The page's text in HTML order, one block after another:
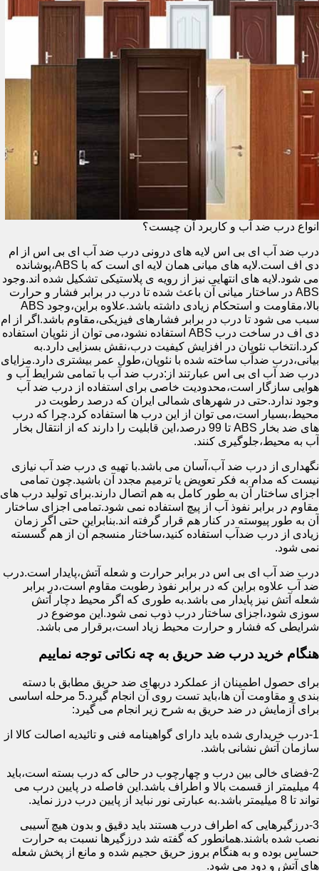
انواع درب ضد آب و کاربرد آن چیست؟
درب ضد آب ای بی اس لایه های درونی درب ضد آب ای بی اس از ام
دی اف است.لایه های میانی همان لایه ای است که با ABS،پوشانده
می شود.لایه های انتهایی نیز از رویه ی پلاستیکی تشکیل شده اند.وجود
ABS در ساختار میانی آن باعث شده تا درب در برابر فشار و حرارت
بالا،مقاومت و استحکام زیادی داشته باشد.علاوه براین،وجود ABS
سبب می شود تا درب در برابر فشارهای فیزیکی،مقاوم باشد.اگر از ام
دی اف در ساخت درب ABS استفاده نشود،می توان از نئوپان استفاده
کرد.انتخاب نئوپان در افزایش کیفیت درب،نقش بسزایی دارد.به
بیانی،درب ضدآب ساخته شده با نئوپان،طول عمر بیشتری دارد.مزایای
درب ضد آب ای بی اس عبارتند از:درب ضد آب با تمامی شرایط آب و
هوایی سازگار است،محدودیت خاصی برای استفاده از درب ضد آب
وجود ندارد.حتی در شهرهای شمالی ایران که درصد رطوبت در
محیط،بسیار است،می توان از این درب ها استفاده کرد.چرا که درب
های ضد بخار ABS تا 99 درصد،این قابلیت را دارند که از انتقال بخار
آب به محیط،جلوگیری کنند.
نگهداری از درب ضد آب،آسان می باشد.با تهیه ی درب ضد آب نیازی
نیست که مدام به فکر تعویض یا ترمیم مجدد آن باشید.چون تمامی
اجزای ساختار آن به طور کامل به هم اتصال دارند.برای تولید درب های
مقاوم در برابر نفوذ آب از پیچ استفاده نمی شود.تمامی اجزای ساختار
آن به طور پیوسته در کنار هم قرار گرفته اند.بنابراین حتی اگر زمان
زیادی از درب ضدآب استفاده کنید،ساختار منسجم آن از هم گسسته
نمی شود.
درب ضد آب ای بی اس در برابر حرارت و شعله آتش،پایدار است.درب
ضد آب علاوه براین که در برابر نفوذ رطوبت مقاوم است،در برابر
شعله آتش نیز پایدار می باشد.به طوری که اگر محیط دچار آتش
سوزی شود،اجزای ساختار درب ذوب نمی شود.این موضوع در
شرایطی که فشار و حرارت محیط زیاد است،برقرار می باشد.
هنگام خرید درب ضد حریق به چه نکاتی توجه نماییم
برای حصول اطمینان از عملکرد دربهای ضد حریق مطابق با دسته
بندی و مقاومت آن ها،باید تست روی آن انجام گیرد.5 مرحله اساسی
برای آزمایش در ضد حریق به شرح زیر انجام می گیرد:
1-درب خریداری شده باید دارای گواهینامه فنی و تائیدیه اصالت کالا از
سازمان آتش نشانی باشد.
2-فضای خالی بین درب و چهارچوب در حالی که درب بسته است،باید
4 میلیمتر از قسمت بالا و اطراف باشد.این فاصله در پایین درب می
تواند تا 8 میلیمتر باشد.به عبارتی نور نباید از پایین درب درز نماید.
3-درزگیرهایی که اطراف درب هستند باید دقیق و بدون هیچ آسیبی
نصب شده باشند.همانطور که گفته شد درزگیرها نسبت به حرارت
حساس بوده و به هنگام بروز حریق حجیم شده و مانع از پخش شعله
های آتش و دود می شود.